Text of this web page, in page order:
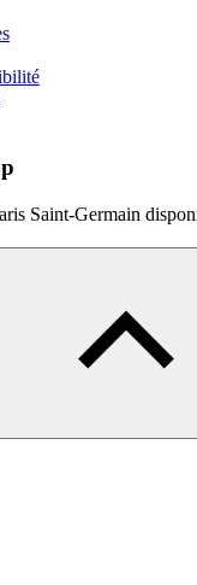
Saint-Germain